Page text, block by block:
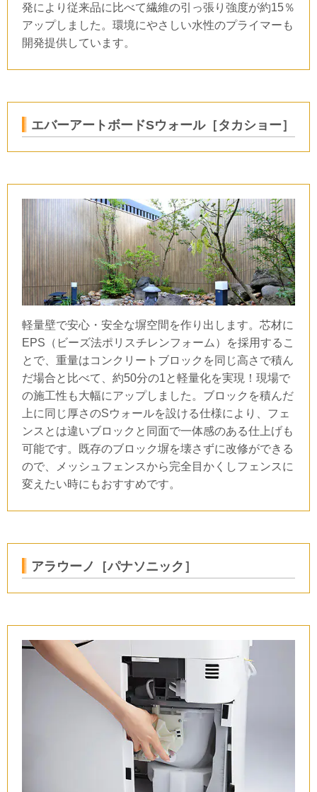
発により従来品に比べて繊維の引っ張り強度が約15％
アップしました。環境にやさしい水性のプライマーも
開発提供しています。
エバーアートボードSウォール［タカショー］
軽量壁で安心・安全な塀空間を作り出します。芯材に
EPS （ビーズ法ポリスチレンフォーム）を採用するこ
とで、重量はコンクリートブロックを同じ高さで積ん
だ場合と比べて、約50分の1と軽量化を実現！現場で
の施工性も大幅にアップしました。ブロックを積んだ
上に同じ厚さのSウォールを設ける仕様により、フェ
ンスとは違いブロックと同面で一体感のある仕上げも
可能です。既存のブロック塀を壊さずに改修ができる
ので、メッシュフェンスから完全目かくしフェンスに
変えたい時にもおすすめです。
アラウーノ［パナソニック］